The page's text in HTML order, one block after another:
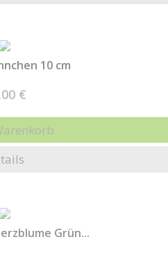
10 cm
€
Grün...